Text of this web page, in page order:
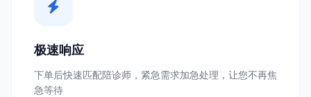
极速响应
下单后快速匹配陪诊师，紧急需求加急处理，让您不再焦
急等待